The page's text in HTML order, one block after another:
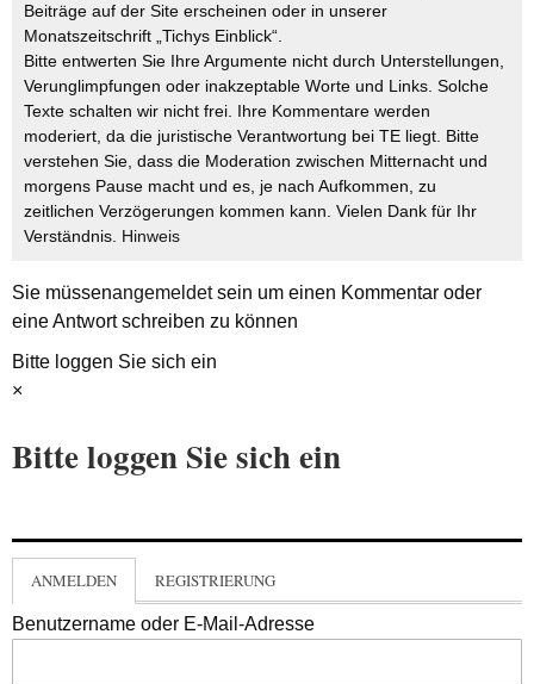
Beiträge auf der Site erscheinen oder in unserer
Monatszeitschrift „Tichys Einblick“.
Bitte entwerten Sie Ihre Argumente nicht durch Unterstellungen,
Verunglimpfungen oder inakzeptable Worte und Links. Solche
Texte schalten wir nicht frei. Ihre Kommentare werden
moderiert, da die juristische Verantwortung bei TE liegt. Bitte
verstehen Sie, dass die Moderation zwischen Mitternacht und
morgens Pause macht und es, je nach Aufkommen, zu
zeitlichen Verzögerungen kommen kann. Vielen Dank für Ihr
Verständnis. Hinweis
Sie müssenangemeldetsein um einen Kommentar oder
eine Antwort schreiben zu können
Bitte loggen Sie sich ein
×
Bitte loggen Sie sich ein
ANMELDEN REGISTRIERUNG
Benutzername oder E-Mail-Adresse